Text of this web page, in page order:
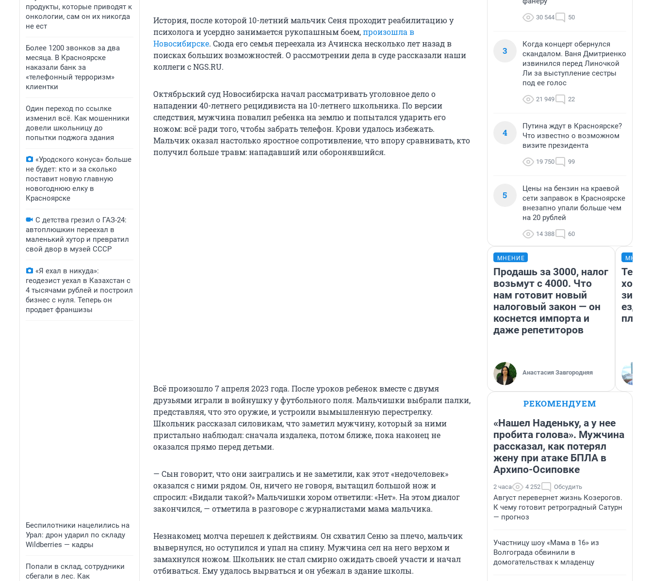
продукты, которые приводят к
онкологии, сам он их никогда
не ест
Более 1200 звонков за два
месяца. В Красноярске
наказали банк за
«телефонный терроризм»
клиентки
Один переход по ссылке
изменил всё. Как мошенники
довели школьницу до
попытки поджога здания
«Уродского конуса» больше
не будет: кто и за сколько
поставит новую главную
новогоднюю елку в
Красноярске
С детства грезил о ГАЗ-24:
автоплюшкин переехал в
маленький хутор и превратил
свой двор в музей СССР
«Я ехал в никуда»:
геодезист уехал в Казахстан с
4 тысячами рублей и построил
бизнес с нуля. Теперь он
продает франшизы
Беспилотники нацелились на
Урал: дрон ударил по складу
Wildberries — кадры
Попали в склад, сотрудники
сбегали в лес. Как
История, после которой 10-летний мальчик Сеня проходит реабилитацию у
психолога и усердно занимается рукопашным боем,произошла в
Новосибирске. Сюда его семья переехала из Ачинска несколько лет назад в
поисках больших возможностей. О рассмотрении дела в суде рассказали наши
коллеги с NGS.RU.
Октябрьский суд Новосибирска начал рассматривать уголовное дело о
нападении 40-летнего рецидивиста на 10-летнего школьника. По версии
следствия, мужчина повалил ребенка на землю и попытался ударить его
ножом: всё ради того, чтобы забрать телефон. Крови удалось избежать.
Мальчик оказал настолько яростное сопротивление, что впору сравнивать, кто
получил больше травм: нападавший или оборонявшийся.
Всё произошло 7 апреля 2023 года. После уроков ребенок вместе с двумя
друзьями играли в войнушку у футбольного поля. Мальчишки выбрали палки,
представляя, что это оружие, и устроили вымышленную перестрелку.
Школьник рассказал силовикам, что заметил мужчину, который за ними
пристально наблюдал: сначала издалека, потом ближе, пока наконец не
оказался прямо перед детьми.
— Сын говорит, что они заигрались и не заметили, как этот «недочеловек»
оказался с ними рядом. Он, ничего не говоря, вытащил большой нож и
спросил: «Видали такой?» Мальчишки хором ответили: «Нет». На этом диалог
закончился, — отметила в разговоре с журналистами мама мальчика.
Незнакомец молча перешел к действиям. Он схватил Сеню за плечо, мальчик
вывернулся, но оступился и упал на спину. Мужчина сел на него верхом и
замахнулся ножом. Школьник не стал смирно ожидать своей участи и начал
отбиваться. Ему удалось вырваться и он убежал в здание школы.
30 544 50
3
Когда концерт обернулся
скандалом. Ваня Дмитриенко
извинился перед Линочкой
Ли за выступление сестры
под ее голос
21 949 22
4
Путина ждут в Красноярске?
Что известно о возможном
визите президента
19 750 99
5
Цены на бензин на краевой
сети заправок в Красноярске
внезапно упали больше чем
на 20 рублей
14 388 60
МНЕНИЕ
Продашь за 3000, налог
возьмут с 4000. Что
нам готовит новый
налоговый закон — он
коснется импорта и
даже репетиторов
Анастасия Завгородняя
ездит
РЕКОМЕНДУЕМ
«Нашел Наденьку, а у нее
пробита голова». Мужчина
рассказал, как потерял
жену при атаке БПЛА в
Архипо-Осиповке
2 часа 4 252 Обсудить
Август перевернет жизнь Козерогов.
К чему готовит ретроградный Сатурн
— прогноз
Участницу шоу «Мама в 16» из
Волгограда обвинили в
домогательствах к младенцу